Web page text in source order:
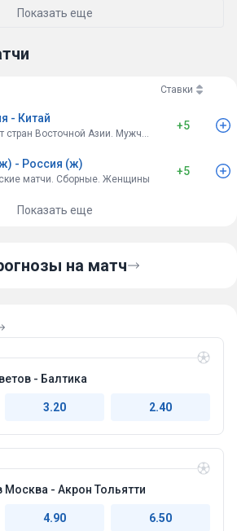
Показать еще
Ставки
- Китай
Чемпионат стран Восточной Азии. Мужчины. Монголия
+5
- Россия (ж)
матчи. Сборные. Женщины
+5
Показать еще
на матч
- Балтика
3.20 2.40
- Акрон Тольятти
4.90 6.50